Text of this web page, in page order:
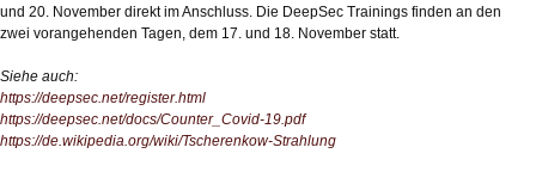
und 20. November direkt im Anschluss. Die DeepSec Trainings finden an den
zwei vorangehenden Tagen, dem 17. und 18. November statt.
Siehe auch:
https://deepsec.net/register.html
https://deepsec.net/docs/Counter_Covid-19.pdf
https://de.wikipedia.org/wiki/Tscherenkow-Strahlung